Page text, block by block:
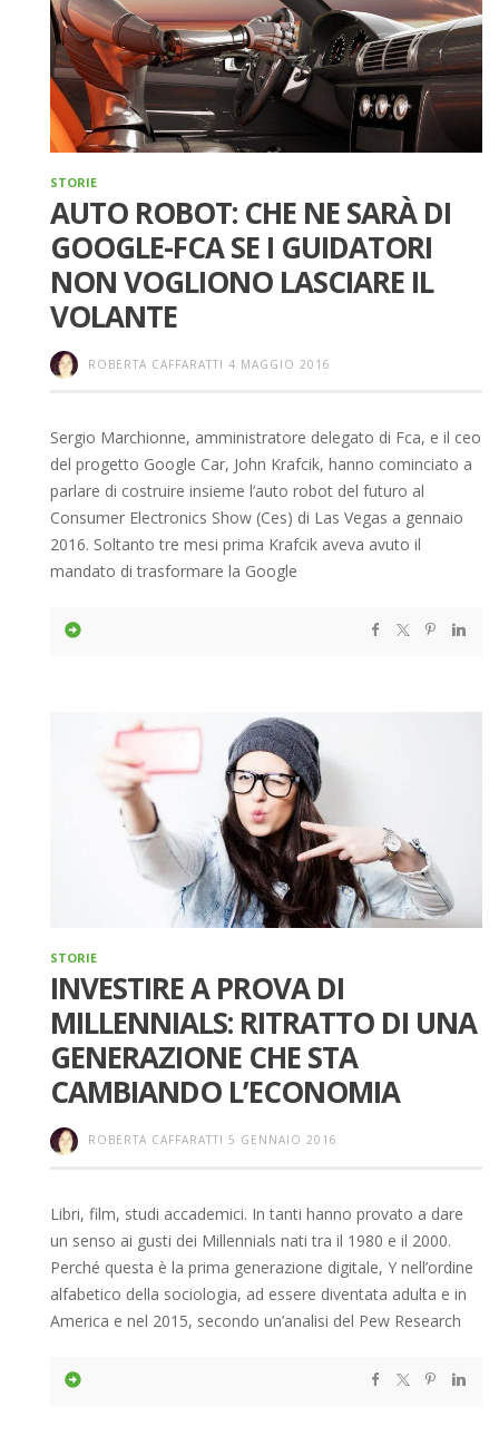
STORIE
AUTO ROBOT: CHE NE SARÀ DI
GOOGLE-FCA SE I GUIDATORI
NON VOGLIONO LASCIARE IL
VOLANTE
ROBERTA CAFFARATTI 4 MAGGIO 2016
Sergio Marchionne, amministratore delegato di Fca, e il ceo
del progetto Google Car, John Krafcik, hanno cominciato a
parlare di costruire insieme l’auto robot del futuro al
Consumer Electronics Show (Ces) di Las Vegas a gennaio
2016. Soltanto tre mesi prima Krafcik aveva avuto il
mandato di trasformare la Google
STORIE
INVESTIRE A PROVA DI
MILLENNIALS: RITRATTO DI UNA
GENERAZIONE CHE STA
CAMBIANDO L’ECONOMIA
ROBERTA CAFFARATTI 5 GENNAIO 2016
Libri, film, studi accademici. In tanti hanno provato a dare
un senso ai gusti dei Millennials nati tra il 1980 e il 2000.
Perché questa è la prima generazione digitale, Y nell’ordine
alfabetico della sociologia, ad essere diventata adulta e in
America e nel 2015, secondo un’analisi del Pew Research